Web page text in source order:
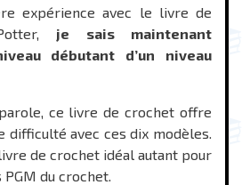
expérience avec le livre de
je sais maintenant
débutant d’un niveau
ce livre de crochet offre
difficulté avec ces dix modèles.
de crochet idéal autant pour
du crochet.